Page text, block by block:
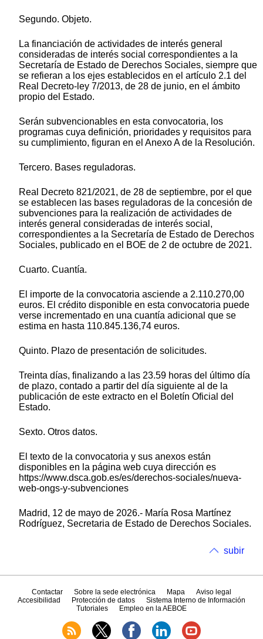
Segundo. Objeto.
La financiación de actividades de interés general
consideradas de interés social correspondientes a la
Secretaría de Estado de Derechos Sociales, siempre que
se refieran a los ejes establecidos en el artículo 2.1 del
Real Decreto-ley 7/2013, de 28 de junio, en el ámbito
propio del Estado.
Serán subvencionables en esta convocatoria, los
programas cuya definición, prioridades y requisitos para
su cumplimiento, figuran en el Anexo A de la Resolución.
Tercero. Bases reguladoras.
Real Decreto 821/2021, de 28 de septiembre, por el que
se establecen las bases reguladoras de la concesión de
subvenciones para la realización de actividades de
interés general consideradas de interés social,
correspondientes a la Secretaría de Estado de Derechos
Sociales, publicado en el BOE de 2 de octubre de 2021.
Cuarto. Cuantía.
El importe de la convocatoria asciende a 2.110.270,00
euros. El crédito disponible en esta convocatoria puede
verse incrementado en una cuantía adicional que se
estima en hasta 110.845.136,74 euros.
Quinto. Plazo de presentación de solicitudes.
Treinta días, finalizando a las 23.59 horas del último día
de plazo, contado a partir del día siguiente al de la
publicación de este extracto en el Boletín Oficial del
Estado.
Sexto. Otros datos.
El texto de la convocatoria y sus anexos están
disponibles en la página web cuya dirección es
https://www.dsca.gob.es/es/derechos-sociales/nueva-
web-ongs-y-subvenciones
Madrid, 12 de mayo de 2026.- María Rosa Martínez
Rodríguez, Secretaria de Estado de Derechos Sociales.
subir
Contactar Sobre la sede electrónica Mapa
Aviso legal
Accesibilidad
Protección de datos
Sistema Interno de Información
Tutoriales
Empleo en la AEBOE